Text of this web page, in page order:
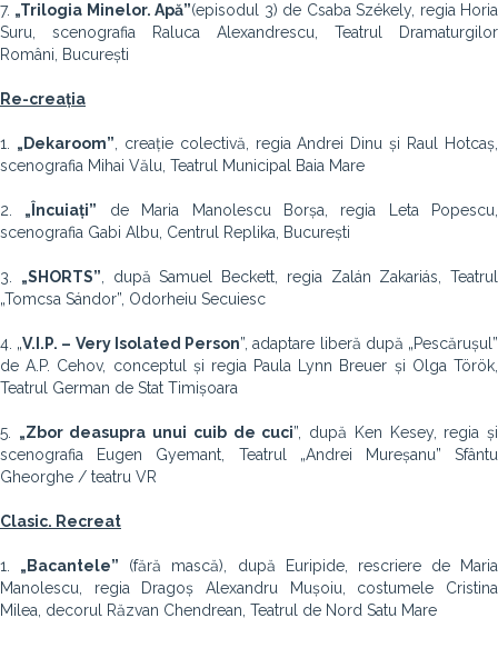
7. „Trilogia Minelor. Apă”(episodul 3) de Csaba Székely, regia Horia
Suru, scenografia Raluca Alexandrescu, Teatrul Dramaturgilor
Români, București
Re-creația
1. „Dekaroom” , creație colectivă, regia Andrei Dinu și Raul Hotcaș,
scenografia Mihai Vălu, Teatrul Municipal Baia Mare
2. „Încuiați” de Maria Manolescu Borșa, regia Leta Popescu,
scenografia Gabi Albu, Centrul Replika, București
3. „SHORTS” , după Samuel Beckett, regia Zalán Zakariás, Teatrul
„Tomcsa Sándor”, Odorheiu Secuiesc
4. „V.I.P. – Very Isolated Person”, adaptare liberă după „Pescărușul”
de A.P. Cehov, conceptul și regia Paula Lynn Breuer și Olga Török,
Teatrul German de Stat Timișoara
5. „Zbor deasupra unui cuib de cuci”, după Ken Kesey, regia și
scenografia Eugen Gyemant, Teatrul „Andrei Mureșanu” Sfântu
Gheorghe / teatru VR
Clasic. Recreat
1. „Bacantele” (fără mască), după Euripide, rescriere de Maria
Manolescu, regia Dragoș Alexandru Mușoiu, costumele Cristina
Milea, decorul Răzvan Chendrean, Teatrul de Nord Satu Mare